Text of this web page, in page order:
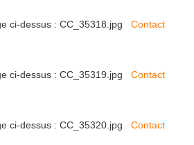
ci-dessus : CC_35318.jpg Contact
ci-dessus : CC_35319.jpg Contact
ci-dessus : CC_35320.jpg Contact